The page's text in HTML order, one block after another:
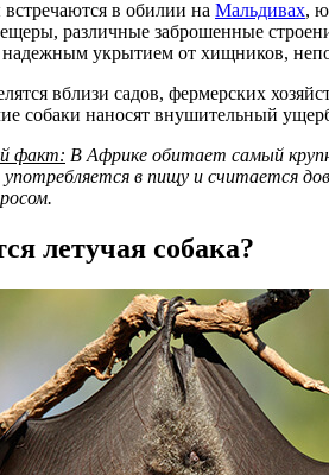
в обилии на Мальдивах,
различные заброшенные
надежным укрытием от хищников,
вблизи садов, фермерских
собаки наносят внушительный
факт: В Африке обитает самый
в пищу и считается
летучая собака?